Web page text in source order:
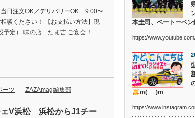
当日注文OK／デリバリーOK 9:00〜
相談ください！ 【お支払い方法】現
予定） 味の店 たま吉 ご宴会！…
ーツ ZAZAmag編集部
ェV浜松 浜松からJ1チー
本圭司、ベートーベン
https://
m(_ _)m
https://